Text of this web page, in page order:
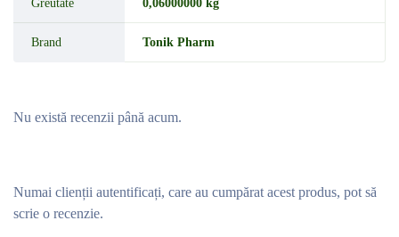
Greutate 0,06000000 kg
Brand Tonik Pharm
Nu există recenzii până acum.
Numai clienții autentificați, care au cumpărat acest produs, pot să
scrie o recenzie.